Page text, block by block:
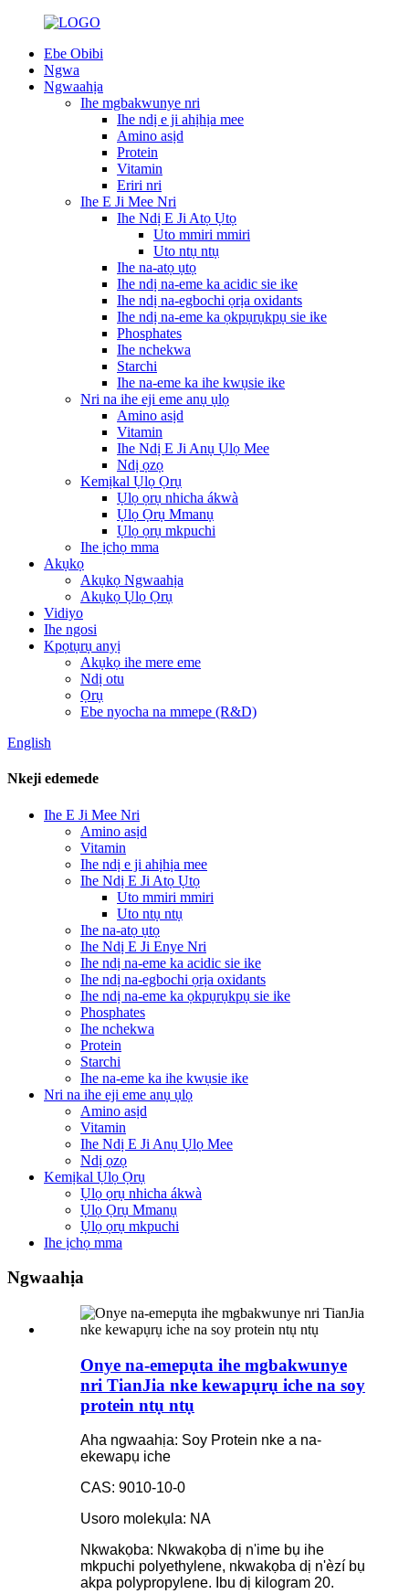
Ebe Obibi
Ngwa
Ngwaahịa
Ihe mgbakwunye nri
Ihe ndị e ji ahịhịa mee
Amino asịd
Protein
Vitamin
Eriri nri
Ihe E Ji Mee Nri
Ihe Ndị E Ji Atọ Ụtọ
Uto mmiri mmiri
Uto ntụ ntụ
Ihe na-atọ ụtọ
Ihe ndị na-eme ka acidic sie ike
Ihe ndị na-egbochi ọrịa oxidants
Ihe ndị na-eme ka ọkpụrụkpụ sie ike
Phosphates
Ihe nchekwa
Starchi
Ihe na-eme ka ihe kwụsie ike
Nri na ihe eji eme anụ ụlọ
Amino asịd
Vitamin
Ihe Ndị E Ji Anụ Ụlọ Mee
Ndị ọzọ
Kemịkal Ụlọ Ọrụ
Ụlọ ọrụ nhicha ákwà
Ụlọ Ọrụ Mmanụ
Ụlọ ọrụ mkpuchi
Ihe ịchọ mma
Akụkọ
Akụkọ Ngwaahịa
Akụkọ Ụlọ Ọrụ
Vidiyo
Ihe ngosi
Kpọtụrụ anyị
Akụkọ ihe mere eme
Ndị otu
Ọrụ
Ebe nyocha na mmepe (R&D)
English
Nkeji edemede
Ihe E Ji Mee Nri
Amino asịd
Vitamin
Ihe ndị e ji ahịhịa mee
Ihe Ndị E Ji Atọ Ụtọ
Uto mmiri mmiri
Uto ntụ ntụ
Ihe na-atọ ụtọ
Ihe Ndị E Ji Enye Nri
Ihe ndị na-eme ka acidic sie ike
Ihe ndị na-egbochi ọrịa oxidants
Ihe ndị na-eme ka ọkpụrụkpụ sie ike
Phosphates
Ihe nchekwa
Protein
Starchi
Ihe na-eme ka ihe kwụsie ike
Nri na ihe eji eme anụ ụlọ
Amino asịd
Vitamin
Ihe Ndị E Ji Anụ Ụlọ Mee
Ndị ọzọ
Kemịkal Ụlọ Ọrụ
Ụlọ ọrụ nhicha ákwà
Ụlọ Ọrụ Mmanụ
Ụlọ ọrụ mkpuchi
Ihe ịchọ mma
Ngwaahịa
Onye na-emepụta ihe mgbakwunye
nri TianJia nke kewapụrụ iche na soy
protein ntụ ntụ
Aha ngwaahịa: Soy Protein nke a na-
ekewapụ iche
CAS: 9010-10-0
Usoro molekụla: NA
Nkwakọba: Nkwakọba dị n'ime bụ ihe
mkpuchi polyethylene, nkwakọba dị n'èzí bụ
akpa polypropylene. Ibu dị kilogram 20.